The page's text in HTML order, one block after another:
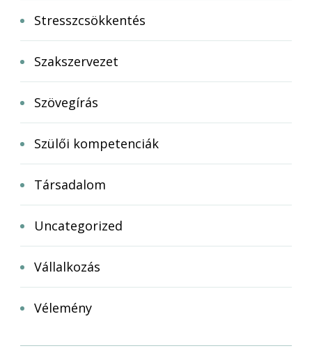
Stresszcsökkentés
Szakszervezet
Szövegírás
Szülői kompetenciák
Társadalom
Uncategorized
Vállalkozás
Vélemény